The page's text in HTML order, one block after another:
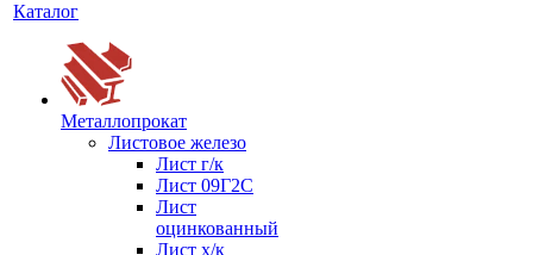
Каталог
Металлопрокат
Листовое железо
Лист г/к
Лист 09Г2С
Лист
оцинкованный
Лист х/к